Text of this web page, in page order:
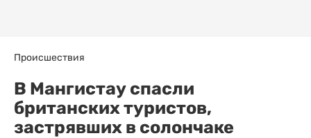
Происшествия
В Мангистау спасли
британских туристов,
застрявших в солончаке